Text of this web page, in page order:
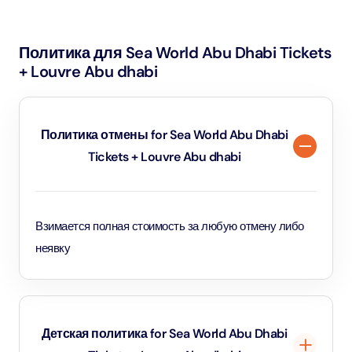
обеспечить приятное времяпрепровождение для всех.
Политика для Sea World Abu Dhabi Tickets
+ Louvre Abu dhabi
Политика отмены for Sea World Abu Dhabi
Tickets + Louvre Abu dhabi
Взимается полная стоимость за любую отмену либо
неявку
Детская политика for Sea World Abu Dhabi